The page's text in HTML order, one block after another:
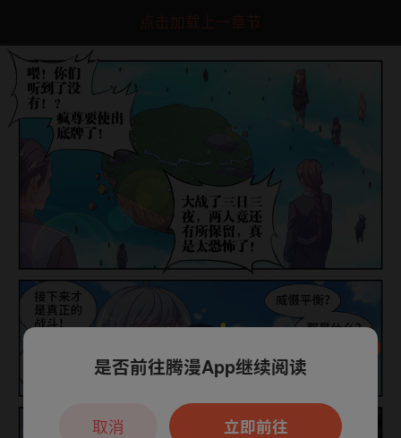
点击加载上一章节
本章节仅支持App阅读，可打开App新用
户7天免费看
是否前往腾漫App继续阅读
立即前往
取消